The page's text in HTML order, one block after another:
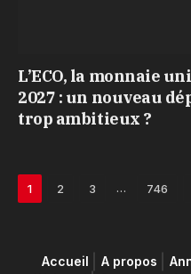
L’ECO, la monnaie
2027 : un nouveau
trop ambitieux ?
1 2 3 … 746
Accueil A propos